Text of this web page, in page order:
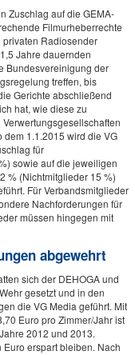
Zuschlag auf die GEMA-
Filmurheberrechte
Radiosender
Jahre dauernden
Bundesvereinigung der
treffen, bis
Gerichte abschließend
hat, wie diese zu
dem 1.1.2015 wird die VG
für
sowie auf die jeweiligen
% (Nichtmitglieder 15 %)
Für Verbandsmitglieder
Nachforderungen für
müssen hingegen mit
abgewehrt
sich der DEHOGA und
gesetzt und in den
die VG Media geführt. Mit
Euro pro Zimmer/Jahr ist
2012 und 2013.
erspart bleiben. Nach